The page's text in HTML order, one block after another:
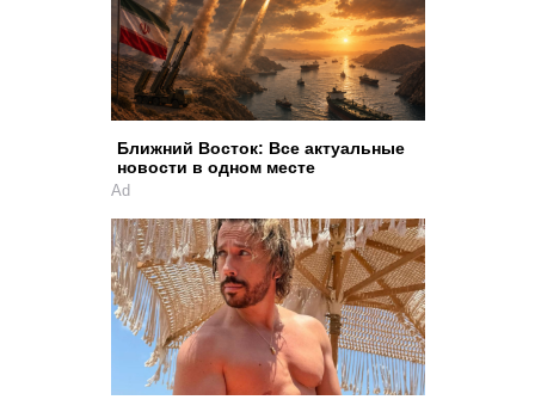
Ближний Восток: Все актуальные
новости в одном месте
Ad